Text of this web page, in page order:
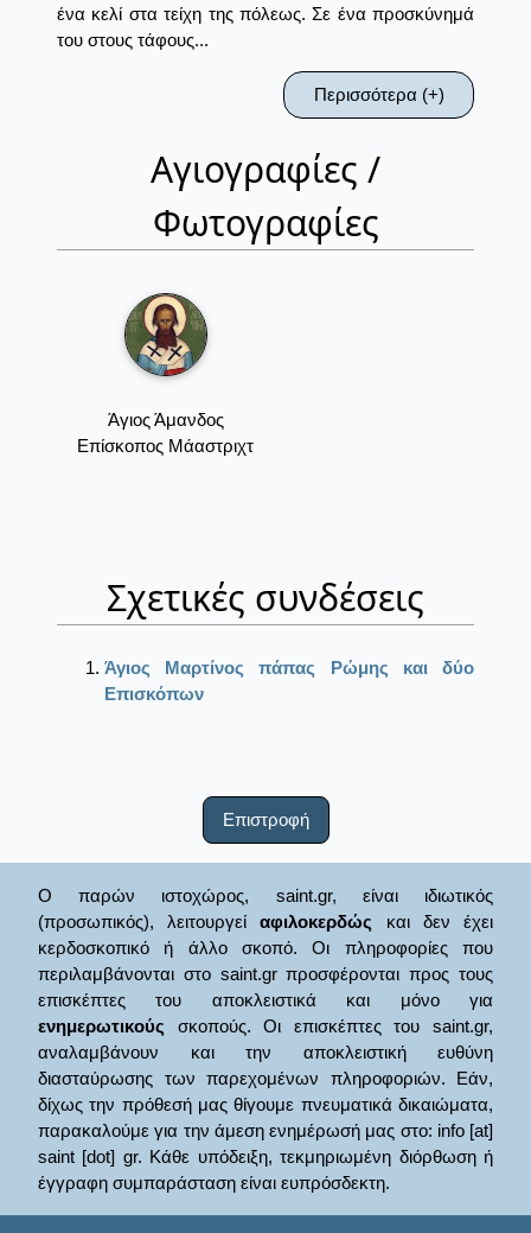
ένα κελί στα τείχη της πόλεως. Σε ένα προσκύνημά
του στους τάφους...
Περισσότερα (+)
Αγιογραφίες /
Φωτογραφίες
Άγιος Άμανδος
Επίσκοπος Μάαστριχτ
Σχετικές συνδέσεις
Άγιος Μαρτίνος πάπας Ρώμης και δύο
Επισκόπων
Επιστροφή
Ο παρών ιστοχώρος, saint.gr, είναι ιδιωτικός
(προσωπικός), λειτουργείαφιλοκερδώς και δεν έχει
κερδοσκοπικό ή άλλο σκοπό. Οι πληροφορίες που
περιλαμβάνονται στο saint.gr προσφέρονται προς τους
επισκέπτες του αποκλειστικά και μόνο για
ενημερωτικούς σκοπούς. Οι επισκέπτες του saint.gr,
αναλαμβάνουν και την αποκλειστική ευθύνη
διασταύρωσης των παρεχομένων πληροφοριών. Εάν,
δίχως την πρόθεσή μας θίγουμε πνευματικά δικαιώματα,
παρακαλούμε για την άμεση ενημέρωσή μας στο: info [at]
saint [dot] gr. Κάθε υπόδειξη, τεκμηριωμένη διόρθωση ή
έγγραφη συμπαράσταση είναι ευπρόσδεκτη.